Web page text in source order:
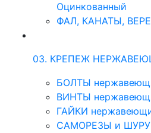
Оцинкованный
ФАЛ, КАНАТЫ,
03. КРЕПЕЖ
БОЛТЫ
ВИНТЫ
ГАЙКИ
САМОРЕЗЫ и